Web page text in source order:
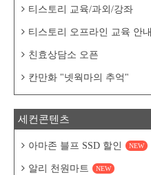
티스토리 교육/과외/강좌
티스토리 오프라인 교육 안내
친효상담소 오픈
칸만화 "넷웍마의 추억"
세컨콘텐츠
아마존 블프 SSD 할인 NEW
알리 천원마트 NEW